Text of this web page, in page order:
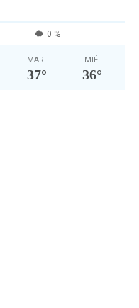
0 %
MAR
37°
MIÉ
36°